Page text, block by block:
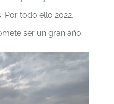
Por todo ello 2022,
ser un gran año.